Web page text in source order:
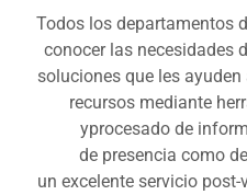
Todos los departamentos
conocer las necesidades
soluciones que les
recursos mediante
yprocesado de
de presencia como
un excelente servicio